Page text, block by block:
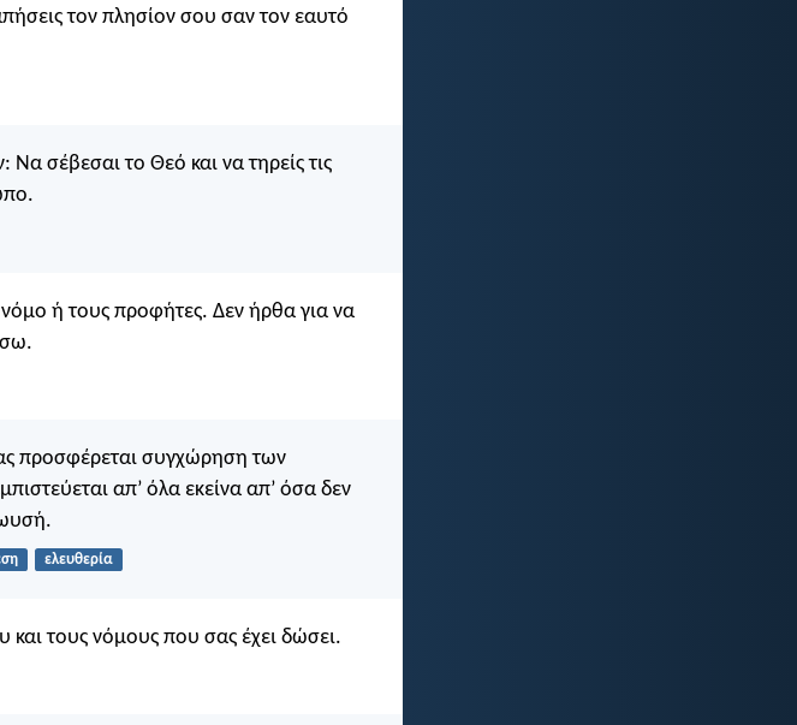
τον πλησίον σου σαν τον εαυτό
σέβεσαι το Θεό και να τηρείς τις
ή τους προφήτες. Δεν ήρθα για να
προσφέρεται συγχώρηση των
απ’ όλα εκείνα απ’ όσα δεν
ελευθερία
και τους νόμους που σας έχει δώσει.